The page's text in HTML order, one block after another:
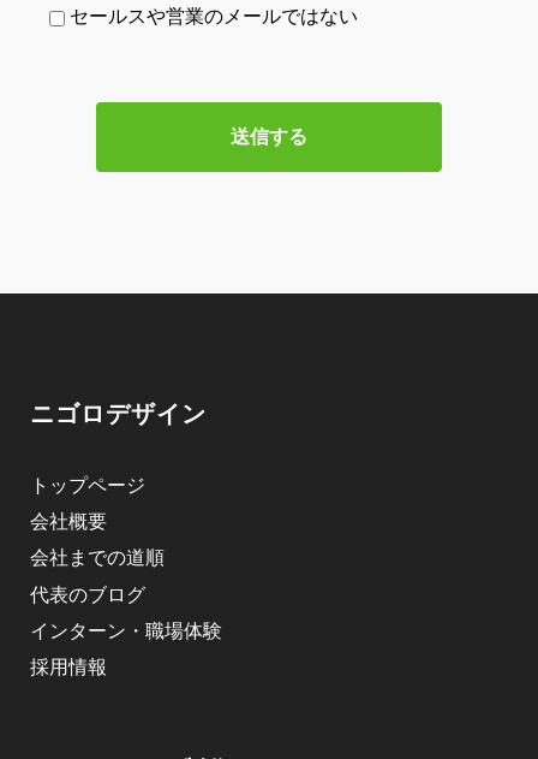
セールスや営業のメールではない
ニゴロデザイン
トップページ
会社概要
会社までの道順
代表のブログ
インターン・職場体験
採用情報